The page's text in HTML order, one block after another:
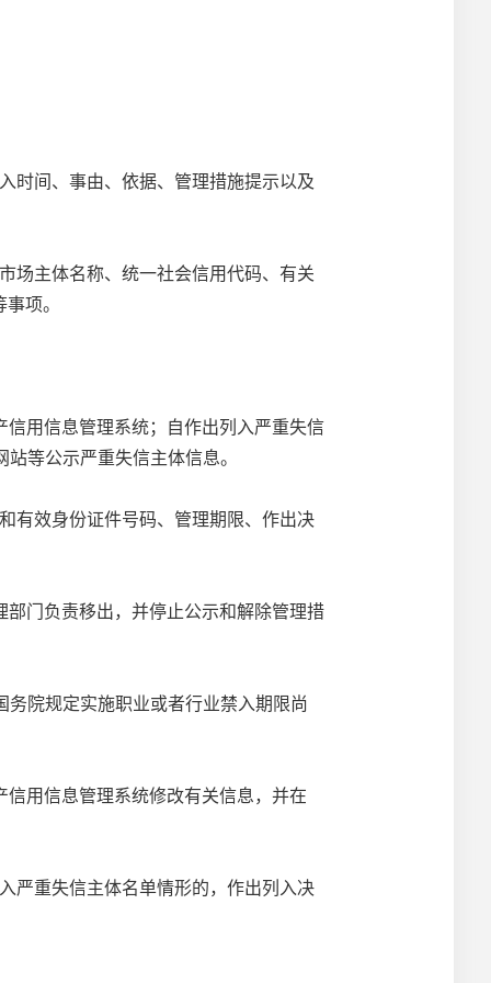
间、事由、依据、管理措施提示以及
主体名称、统一社会信用代码、有关
项。
用信息管理系统；自作出列入严重失信
等公示严重失信主体信息。
效身份证件号码、管理期限、作出决
门负责移出，并停止公示和解除管理措
院规定实施职业或者行业禁入期限尚
用信息管理系统修改有关信息，并在
重失信主体名单情形的，作出列入决